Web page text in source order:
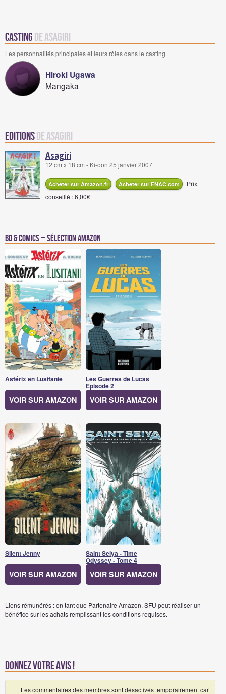
Casting de Asagiri
Les personnalités principales et leurs rôles dans le casting
Hiroki Ugawa
Mangaka
Editionsde Asagiri
Asagiri
12 cm x 18 cm - Ki-oon 25 janvier 2007
Acheter sur Amazon.fr Acheter sur FNAC.com
Prix
conseillé : 6,00€
BD & Comics – Sélection Amazon
Astérix en Lusitanie
VOIR SUR AMAZON
Les Guerres de Lucas
Episode 2
VOIR SUR AMAZON
Silent Jenny
VOIR SUR AMAZON
Saint Seiya - Time
Odyssey - Tome 4
VOIR SUR AMAZON
Liens rémunérés : en tant que Partenaire Amazon, SFU peut réaliser un
bénéfice sur les achats remplissant les conditions requises.
Donnez votre avis !
Les commentaires des membres sont désactivés temporairement car